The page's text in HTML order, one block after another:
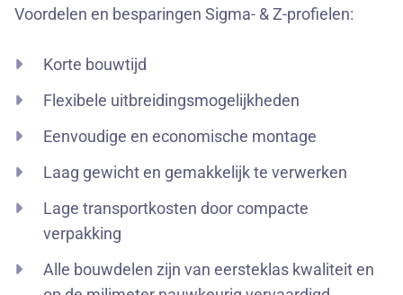
Voordelen en besparingen Sigma- & Z-profielen:
Korte bouwtijd
Flexibele uitbreidingsmogelijkheden
Eenvoudige en economische montage
Laag gewicht en gemakkelijk te verwerken
Lage transportkosten door compacte
verpakking
Alle bouwdelen zijn van eersteklas kwaliteit en